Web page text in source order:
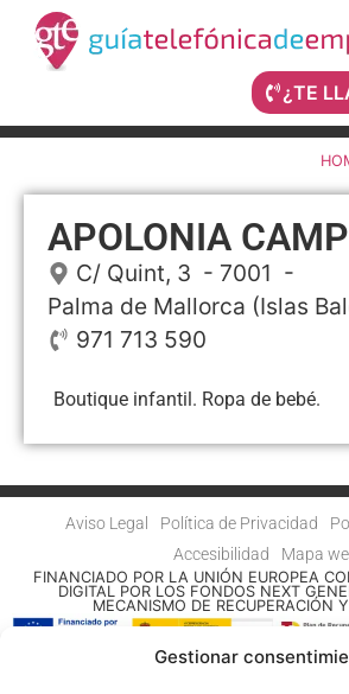
Gestionar
¿TE
APOLONIA
C/ Quint, 3 - 7001 -
Palma de Mallorca (Islas
971 713 590
Boutique infantil. Ropa de bebé.
Aviso Legal Política de Privacidad
Accesibilidad
Mapa
FINANCIADO POR LA UNIÓN EUROPEA
DIGITAL POR LOS FONDOS NEXT
MECANISMO DE RECUPERACIÓN
© Guia Telefónica de Empresas – Todos los